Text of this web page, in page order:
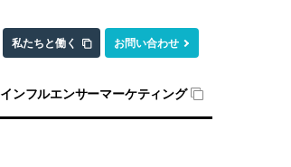
私たちと働く お問い合わせ
インフルエンサーマーケティング